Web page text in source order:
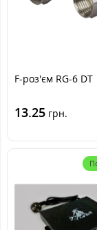
F-роз'єм RG-6 DT
13.25 грн.